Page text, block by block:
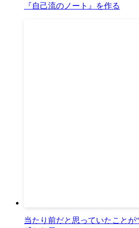
『自己流のノート』を作る
当たり前だと思っていたことが